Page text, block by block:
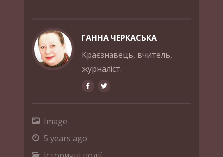
ГАННА ЧЕРКАСЬКА
Краєзнавець, вчитель,
журналіст.
Image
5 years ago